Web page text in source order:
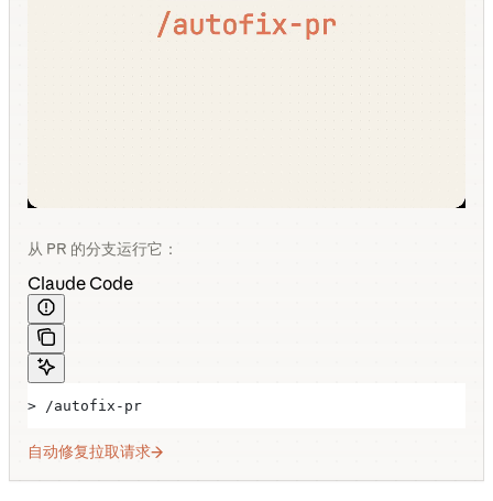
从 PR 的分支运行它：
Claude Code
> /autofix-pr
自动修复拉取请求